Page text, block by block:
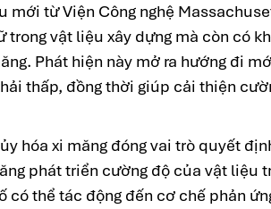
mới từ Viện Công nghệ
trong vật liệu xây dựng mà còn có
Phát hiện này mở ra hướng đi
thấp, đồng thời giúp cải thiện
hóa xi măng đóng vai trò quyết
phát triển cường độ của vật liệu
có thể tác động đến cơ chế phản